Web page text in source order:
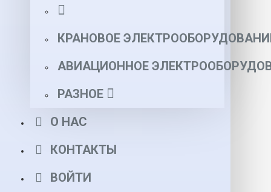
КРАНОВОЕ
АВИАЦИОННОЕ
РАЗНОЕ
О НАС
КОНТАКТЫ
ВОЙТИ